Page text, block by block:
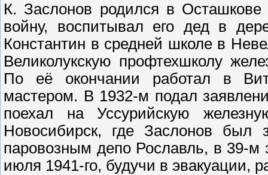
К. Заслонов родился в
войну, воспитывал его дед в
Константин в средней школе в
Великолукскую проф­техшколу
По её окончании работал в
мастером. В 1932-м подал
поехал на Уссурийскую
Новосибирск, где Заслонов был
паровозным депо Рославль, в 39-
июля 1941-го, будучи в эвакуации,